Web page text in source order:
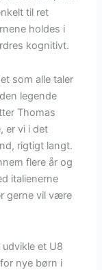
til ret
holdes i
kognitivt.
som alle taler
legende
Thomas
er vi i det
rigtigt langt.
flere år og
italienerne
gerne vil være
et U8
nye børn i